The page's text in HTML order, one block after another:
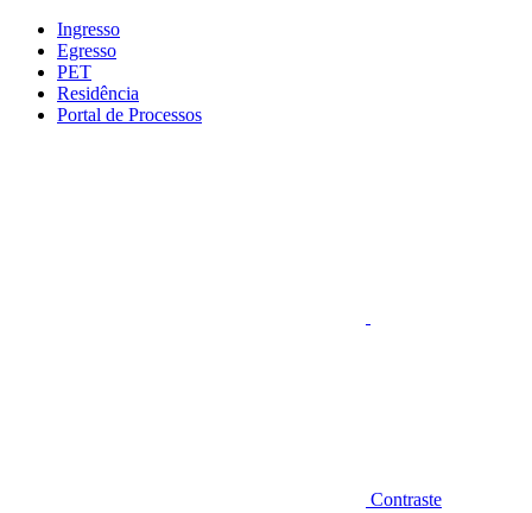
Conteúdo principal
Ingresso
Egresso
PET
Residência
Portal de Processos
Contraste